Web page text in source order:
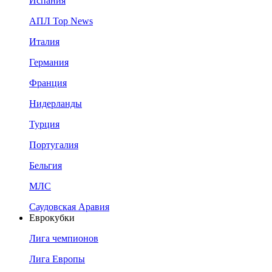
АПЛ Top News
Италия
Германия
Франция
Нидерланды
Турция
Португалия
Бельгия
МЛС
Саудовская Аравия
Еврокубки
Лига чемпионов
Лига Европы